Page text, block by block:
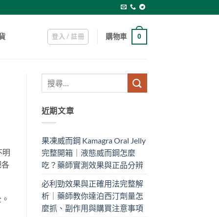
登入 / 註冊 購物車 0
明
近期文章
果凍威而鋼 Kamagra Oral Jelly
完整開箱｜液態威而鋼怎麼
吃？藥師實測效果與正品分辨
必利勁效果與正確用法完整解
析｜藥師教你達泊西汀劑量怎
麼抓、副作用與購買注意事項